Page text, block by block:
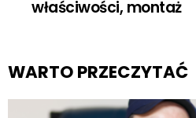
właściwości, montaż
WARTO PRZECZYTAĆ